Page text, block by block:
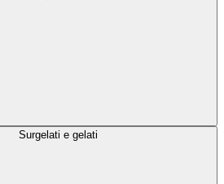
Surgelati e gelati